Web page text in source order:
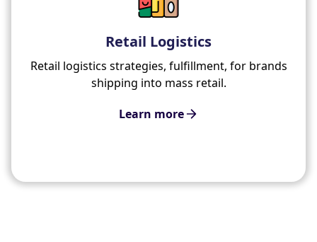
Retail Logistics
Retail logistics strategies, fulfillment, for brands
shipping into mass retail.
Learn more